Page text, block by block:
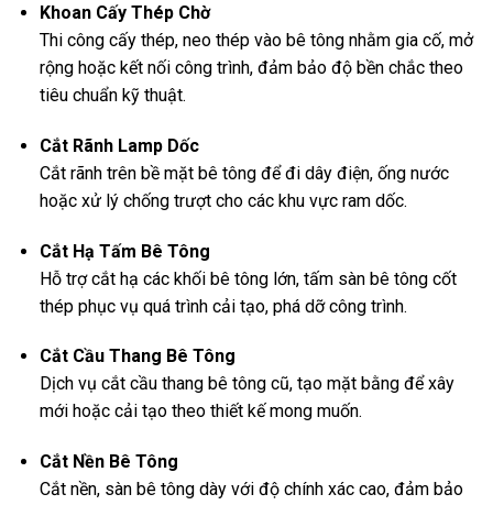
Khoan Cấy Thép Chờ
Thi công cấy thép, neo thép vào bê tông nhằm gia cố, mở
rộng hoặc kết nối công trình, đảm bảo độ bền chắc theo
tiêu chuẩn kỹ thuật.
Cắt Rãnh Lamp Dốc
Cắt rãnh trên bề mặt bê tông để đi dây điện, ống nước
hoặc xử lý chống trượt cho các khu vực ram dốc.
Cắt Hạ Tấm Bê Tông
Hỗ trợ cắt hạ các khối bê tông lớn, tấm sàn bê tông cốt
thép phục vụ quá trình cải tạo, phá dỡ công trình.
Cắt Cầu Thang Bê Tông
Dịch vụ cắt cầu thang bê tông cũ, tạo mặt bằng để xây
mới hoặc cải tạo theo thiết kế mong muốn.
Cắt Nền Bê Tông
Cắt nền, sàn bê tông dày với độ chính xác cao, đảm bảo